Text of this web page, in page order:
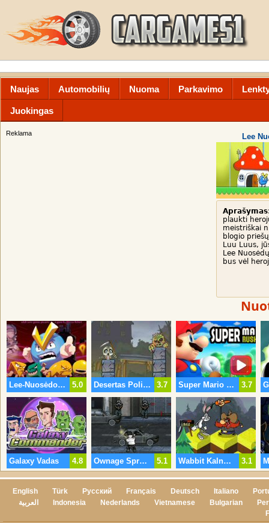
Naujas Automobilių Nuoma Parkavimo
Juokingas
Reklama Lee
plaukti
meistriškai
blogio
Luu Luus,
Lee
bus vėl
5.0
Lee-Nuosėdos Quest 2 3.7
Desertas Poli Cannon Kruvinas Monstras Paketas 3.7
Super Mario Paleisti
4.8
Galaxy Vadas 5.1
Ownage Sprogo 3.1
Wabbit Kalnų Beprotybė
English Türk Русский Français Deutsch Italiano
العربية
Indonesia Nederlands Vietnamese Bulgarian